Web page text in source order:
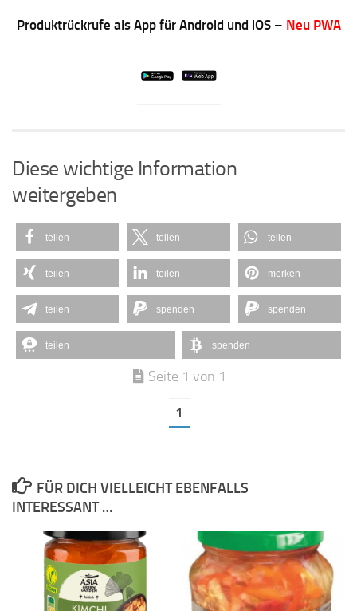
Produktrückrufe als App für Android und iOS – Neu PWA
Diese wichtige Information
weitergeben
teilen teilen teilen
teilen teilen merken
teilen spenden spenden
teilen spenden
Seite 1 von 1
1
FÜR DICH VIELLEICHT EBENFALLS
INTERESSANT …